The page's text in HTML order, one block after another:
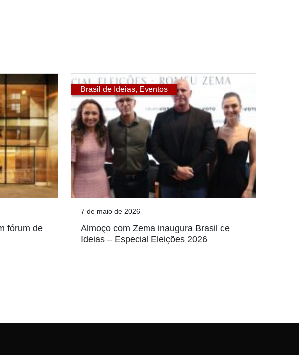
fórum de
Brasil de Ideias, Eventos
7 de maio de 2026
Almoço com Zema inaugura Brasil de
Ideias – Especial Eleições 2026